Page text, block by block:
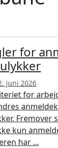
for
juni 2026
for
Fremover
kun
har ...